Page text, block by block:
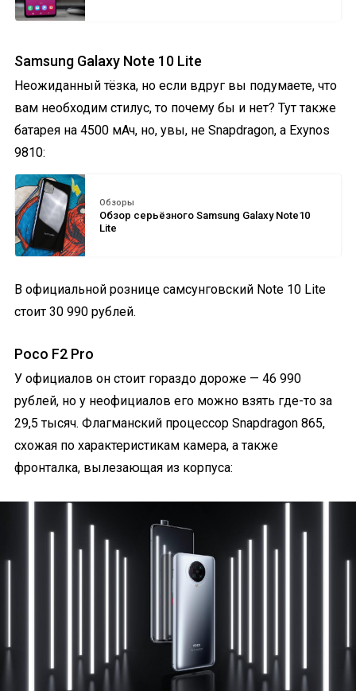
Samsung Galaxy Note 10 Lite
Неожиданный тёзка, но если вдруг вы подумаете, что
вам необходим стилус, то почему бы и нет? Тут также
батарея на 4500 мАч, но, увы, не Snapdragon, а Exynos
9810:
Обзоры
Обзор серьёзного Samsung Galaxy Note10
Lite
В официальной рознице самсунговский Note 10 Lite
стоит 30 990 рублей.
Poco F2 Pro
У официалов он стоит гораздо дороже — 46 990
рублей, но у неофициалов его можно взять где-то за
29,5 тысяч. Флагманский процессор Snapdragon 865,
схожая по характеристикам камера, а также
фронталка, вылезающая из корпуса: